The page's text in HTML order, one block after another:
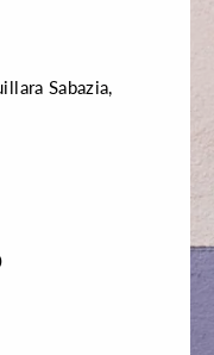
Sabazia,